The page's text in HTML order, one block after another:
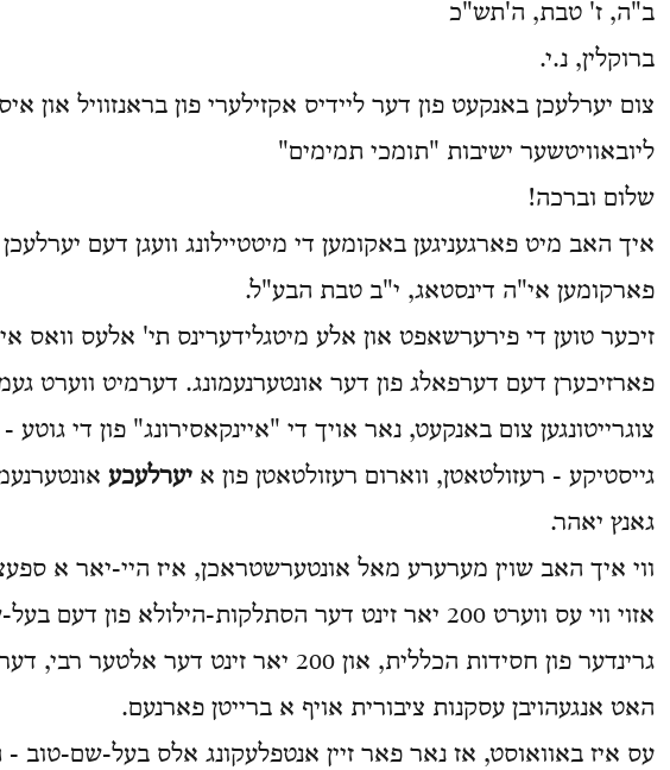
ב"ה, ז' טבת, ה'תש"כ
ברוקלין, נ.י.
צום יערלעכן באנקעט פון דער ליידיס אקזילערי פון בראנזוויל און
ליובאוויטשער ישיבות "תומכי תמימים"
שלום וברכה!
איך האב מיט פארגעניגען באקומען די מיטטיילונג וועגן דעם
פארקומען אי"ה דינסטאג, י"ב טבת הבע"ל.
זיכער טוען די פירערשאפט און אלע מיטגלידערינס תי' אלעס וואס
פארזיכערן דעם דערפאלג פון דער אונטערנעמונג. דערמיט ווערט
צוגרייטונגען צום באנקעט, נאר אויך די "איינקאסירונג" פון די גוטע
גייסטיקע - רעזולטאטן, ווארום רעזולטאטן פון א יערלעכע
גאנץ יאהר.
ווי איך האב שוין מערערע מאל אונטערשטראכן, איז היי-יאר א
אזוי ווי עס ווערט 200 יאר זינט דער הסתלקות-הילולא פון
גרינדער פון חסידות הכללית, און 200 יאר זינט
האט אנגעהויבן עסקנות ציבורית אויף א ברייטן פארנעם.
עס איז באוואוסט, אז נאר פאר זיין אנטפלעקונג אלס בעל-שם-טוב -